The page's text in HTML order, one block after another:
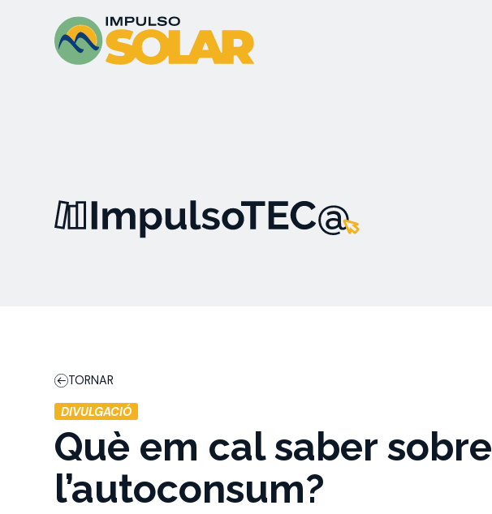
TORNAR
DIVULGACIÓ
Què em cal saber sobre
l’autoconsum?